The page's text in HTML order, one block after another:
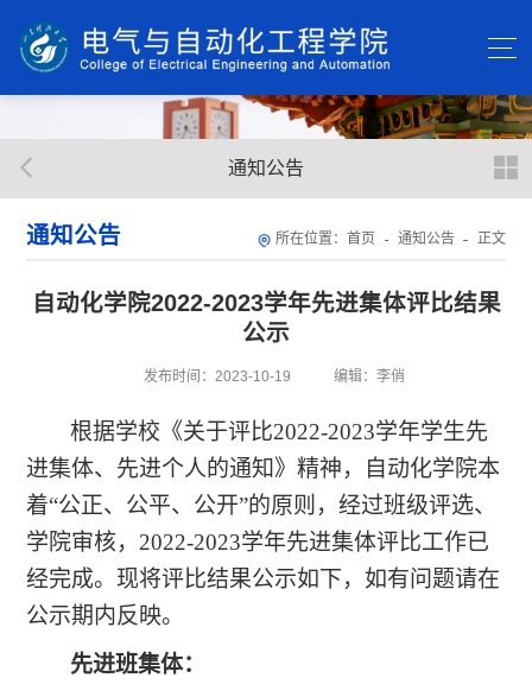
通知公告
通知公告 所在位置：首页 通知公告 正文
自动化学院2022-2023学年先进集体评比结果
公示
发布时间：2023-10-19 编辑：李俏
根据学校《关于评比2022-2023学年学生先
进集体、先进个人的通知》精神，自动化学院本
着“公正、公平、公开”的原则，经过班级评选、
学院审核，2022-2023学年先进集体评比工作已
经完成。现将评比结果公示如下，如有问题请在
公示期内反映。
先进班集体：